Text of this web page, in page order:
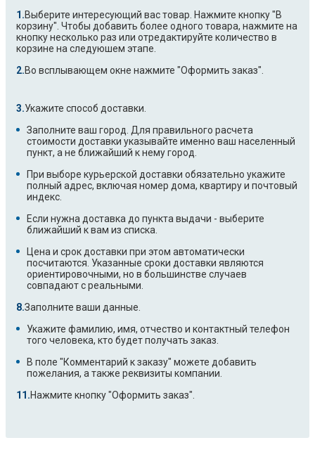
Выберите интересующий вас товар. Нажмите кнопку "В
корзину". Чтобы добавить более одного товара, нажмите на
кнопку несколько раз или отредактируйте количество в
корзине на следуюшем этапе.
Во всплывающем окне нажмите "Оформить заказ".
Укажите способ доставки.
Заполните ваш город. Для правильного расчета
стоимости доставки указывайте именно ваш населенный
пункт, а не ближайший к нему город.
При выборе курьерской доставки обязательно укажите
полный адрес, включая номер дома, квартиру и почтовый
индекс.
Если нужна доставка до пункта выдачи - выберите
ближайший к вам из списка.
Цена и срок доставки при этом автоматически
посчитаются. Указанные сроки доставки являются
ориентировочными, но в большинстве случаев
совпадают с реальными.
Заполните ваши данные.
Укажите фамилию, имя, отчество и контактный телефон
того человека, кто будет получать заказ.
В поле "Комментарий к заказу" можете добавить
пожелания, а также реквизиты компании.
Нажмите кнопку "Оформить заказ".